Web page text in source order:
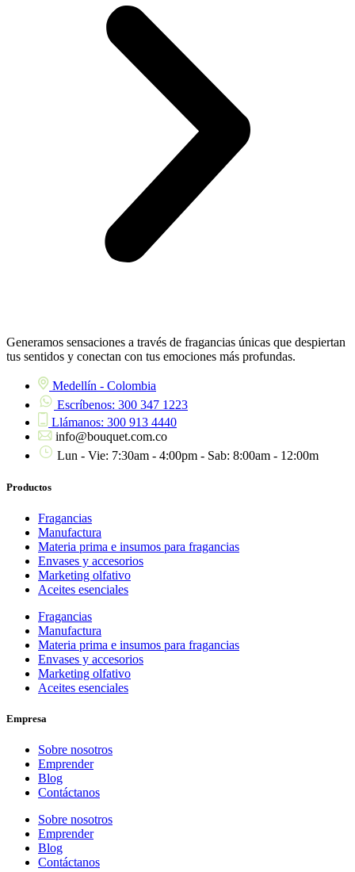
Generamos sensaciones a través de fragancias únicas que despiertan
tus sentidos y conectan con tus emociones más profundas.
Medellín - Colombia
Escríbenos: 300 347 1223
Llámanos: 300 913 4440
info@bouquet.com.co
Lun - Vie: 7:30am - 4:00pm - Sab: 8:00am - 12:00m
Productos
Fragancias
Manufactura
Materia prima e insumos para fragancias
Envases y accesorios
Marketing olfativo
Aceites esenciales
Fragancias
Manufactura
Materia prima e insumos para fragancias
Envases y accesorios
Marketing olfativo
Aceites esenciales
Empresa
Sobre nosotros
Emprender
Blog
Contáctanos
Sobre nosotros
Emprender
Blog
Contáctanos